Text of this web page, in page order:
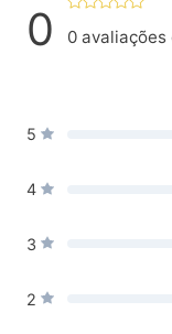
0 0 avaliações
5
4
3
2